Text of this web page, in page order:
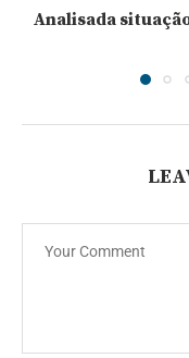
Analisada